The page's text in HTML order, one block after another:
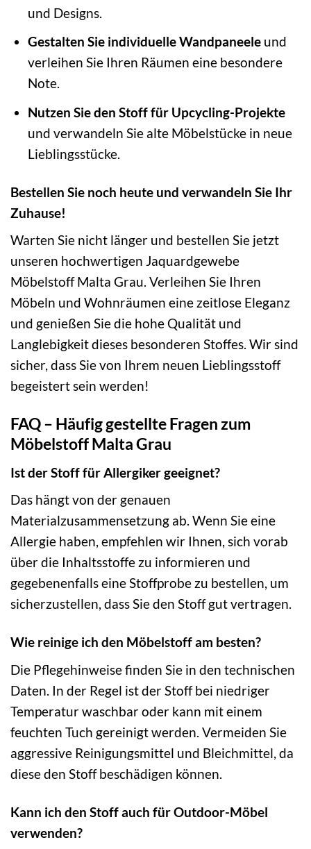
und Designs.
Gestalten Sie individuelle Wandpaneeleund
verleihen Sie Ihren Räumen eine besondere
Note.
Nutzen Sie den Stoff für Upcycling-Projekte
und verwandeln Sie alte Möbelstücke in neue
Lieblingsstücke.
Bestellen Sie noch heute und verwandeln Sie Ihr
Zuhause!
Warten Sie nicht länger und bestellen Sie jetzt
unseren hochwertigen Jaquardgewebe
Möbelstoff Malta Grau. Verleihen Sie Ihren
Möbeln und Wohnräumen eine zeitlose Eleganz
und genießen Sie die hohe Qualität und
Langlebigkeit dieses besonderen Stoffes. Wir sind
sicher, dass Sie von Ihrem neuen Lieblingsstoff
begeistert sein werden!
FAQ – Häufig gestellte Fragen zum
Möbelstoff Malta Grau
Ist der Stoff für Allergiker geeignet?
Das hängt von der genauen
Materialzusammensetzung ab. Wenn Sie eine
Allergie haben, empfehlen wir Ihnen, sich vorab
über die Inhaltsstoffe zu informieren und
gegebenenfalls eine Stoffprobe zu bestellen, um
sicherzustellen, dass Sie den Stoff gut vertragen.
Wie reinige ich den Möbelstoff am besten?
Die Pflegehinweise finden Sie in den technischen
Daten. In der Regel ist der Stoff bei niedriger
Temperatur waschbar oder kann mit einem
feuchten Tuch gereinigt werden. Vermeiden Sie
aggressive Reinigungsmittel und Bleichmittel, da
diese den Stoff beschädigen können.
Kann ich den Stoff auch für Outdoor-Möbel
verwenden?